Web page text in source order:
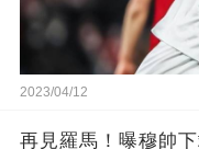
2023/04/12
再見羅馬！曝穆帥